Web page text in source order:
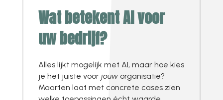
Wat betekent AI voor
uw bedrijf?
Alles lijkt mogelijk met AI, maar hoe kies
je het juiste voor jouworganisatie?
Maarten laat met concrete cases zien